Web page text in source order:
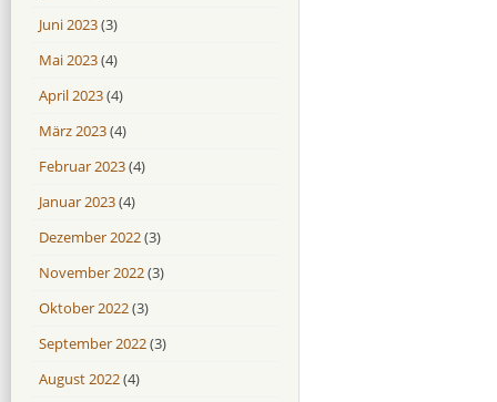
Juni 2023(3)
Mai 2023(4)
April 2023(4)
März 2023(4)
Februar 2023(4)
Januar 2023(4)
Dezember 2022(3)
November 2022(3)
Oktober 2022(3)
September 2022(3)
August 2022(4)